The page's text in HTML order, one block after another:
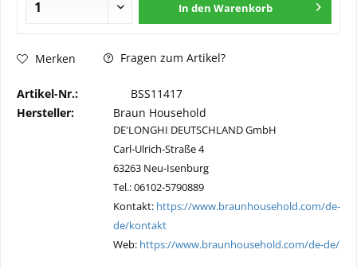
In den Warenkorb
Merken Fragen zum Artikel?
Artikel-Nr.:
BSS11417
Hersteller:
Braun Household
DE'LONGHI DEUTSCHLAND GmbH
Carl-Ulrich-Straße 4
63263 Neu-Isenburg
Tel.: 06102-5790889
Kontakt: https://www.braunhousehold.com/de-
de/kontakt
Web: https://www.braunhousehold.com/de-de/